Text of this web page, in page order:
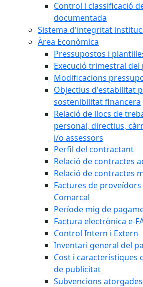
Control i classificació
documentada
Sistema d'integritat
Àrea Econòmica
Pressupostos i
Execució trimestral
Modificacions
Objectius d'estabilitat
sostenibilitat financera
Relació de llocs de
personal, directius,
i/o assessors
Perfil del contractant
Relació de contractes
Relació de contractes
Factures de
Comarcal
Període mig de
Factura electrònica e-
Control Intern i Extern
Inventari general del
Cost i característiques
de publicitat
Subvencions